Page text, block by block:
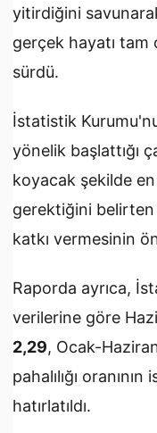
yitirdiğini
gerçek hayatı tam
sürdü.
İstatistik
yönelik başlattığı
koyacak şekilde en
gerektiğini belirten
katkı vermesinin
Raporda ayrıca,
verilerine göre
2,29, Ocak-
pahalılığı oranının
hatırlatıldı.